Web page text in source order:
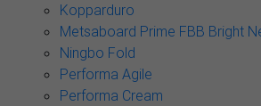
Kopparduro
Metsaboard Prime FBB Bright
Ningbo Fold
Performa Agile
Performa Cream